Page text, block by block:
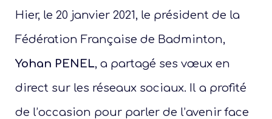
Hier, le 20 janvier 2021, le président de la
Fédération Française de Badminton,
Yohan PENEL, a partagé ses vœux en
direct sur les réseaux sociaux. Il a profité
de l’occasion pour parler de l’avenir face